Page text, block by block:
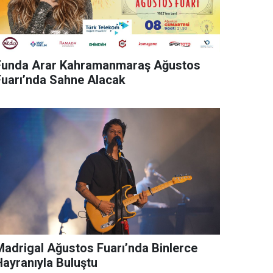
Arar Kahramanmaraş Ağustos
Sahne Alacak
Ağustos Fuarı’nda Binlerce
Buluştu